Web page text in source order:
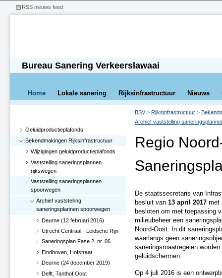
Bureau Sanering Verkeerslawaai
Home Lokale sanering Rijksinfrastructuur Nieuws
BSV> Rijksinfrastructuur >
Archief vaststelling
Regio
De staatssecretaris van
besluit van 13 april 2017 met
besloten om met toepassing
milieubeheer een
Noord-Oost. In dit
waarlangs geen
saneringsmaatregelen
geluidschermen.
Op 4 juli 2016 is een
Geluidproductieplafonds
Bekendmakingen Rijksinfrastructuur
Wijzigingen geluidproductieplafonds
Vaststelling saneringsplannen
rijkswegen
Vaststelling saneringsplannen
spoorwegen
Archief vaststelling
saneringsplannen spoorwegen
Deurne (12 februari 2016)
Utrecht Centraal - Leidsche Rijn
Saneringsplan Fase 2, nr. 06
Eindhoven, Hofstraat
Deurne (24 december 2019)
Delft, Tanthof Oost
RSS nieuws feed